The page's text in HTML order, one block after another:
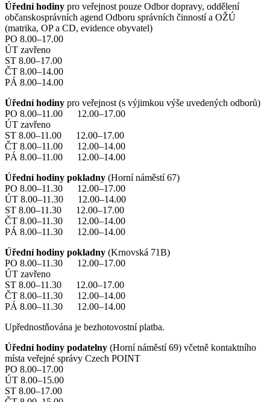
Úřední hodiny pro veřejnost pouze Odbor dopravy, oddělení
občanskosprávních agend Odboru správních činností a OŽÚ
(matrika, OP a CD, evidence obyvatel)
PO 8.00–17.00
ÚT zavřeno
ST 8.00–17.00
ČT 8.00–14.00
PÁ 8.00–14.00
Úřední hodiny pro veřejnost (s výjimkou výše uvedených odborů)
PO 8.00–11.00 12.00–17.00
ÚT zavřeno
ST 8.00–11.00 12.00–17.00
ČT 8.00–11.00 12.00–14.00
PÁ 8.00–11.00 12.00–14.00
Úřední hodiny pokladny (Horní náměstí 67)
PO 8.00–11.30 12.00–17.00
ÚT 8.00–11.30 12.00–14.00
ST 8.00–11.30 12.00–17.00
ČT 8.00–11.30 12.00–14.00
PÁ 8.00–11.30 12.00–14.00
Úřední hodiny pokladny (Krnovská 71B)
PO 8.00–11.30 12.00–17.00
ÚT zavřeno
ST 8.00–11.30 12.00–17.00
ČT 8.00–11.30 12.00–14.00
PÁ 8.00–11.30 12.00–14.00
Upřednostňována je bezhotovostní platba.
Úřední hodiny podatelny (Horní náměstí 69) včetně kontaktního
místa veřejné správy Czech POINT
PO 8.00–17.00
ÚT 8.00–15.00
ST 8.00–17.00